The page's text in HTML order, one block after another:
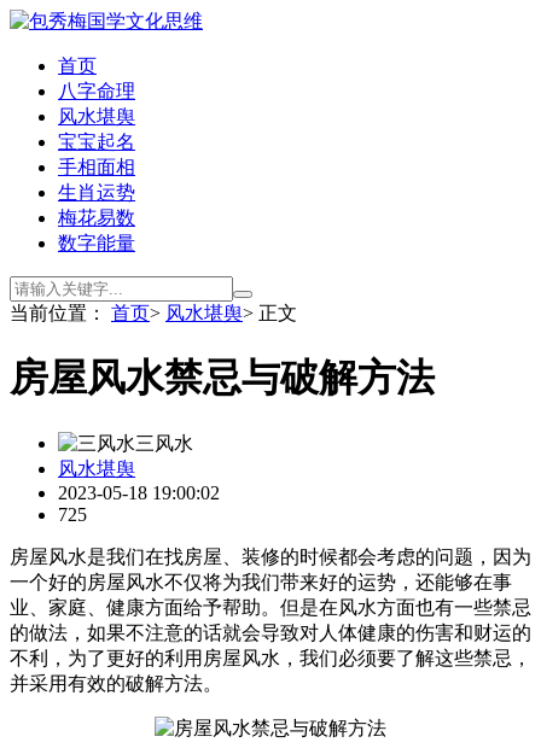
首页
八字命理
风水堪舆
宝宝起名
手相面相
生肖运势
梅花易数
数字能量
当前位置： 首页> 风水堪舆> 正文
房屋风水禁忌与破解方法
三风水
风水堪舆
2023-05-18 19:00:02
725
房屋风水是我们在找房屋、装修的时候都会考虑的问题，因为
一个好的房屋风水不仅将为我们带来好的运势，还能够在事
业、家庭、健康方面给予帮助。但是在风水方面也有一些禁忌
的做法，如果不注意的话就会导致对人体健康的伤害和财运的
不利，为了更好的利用房屋风水，我们必须要了解这些禁忌，
并采用有效的破解方法。